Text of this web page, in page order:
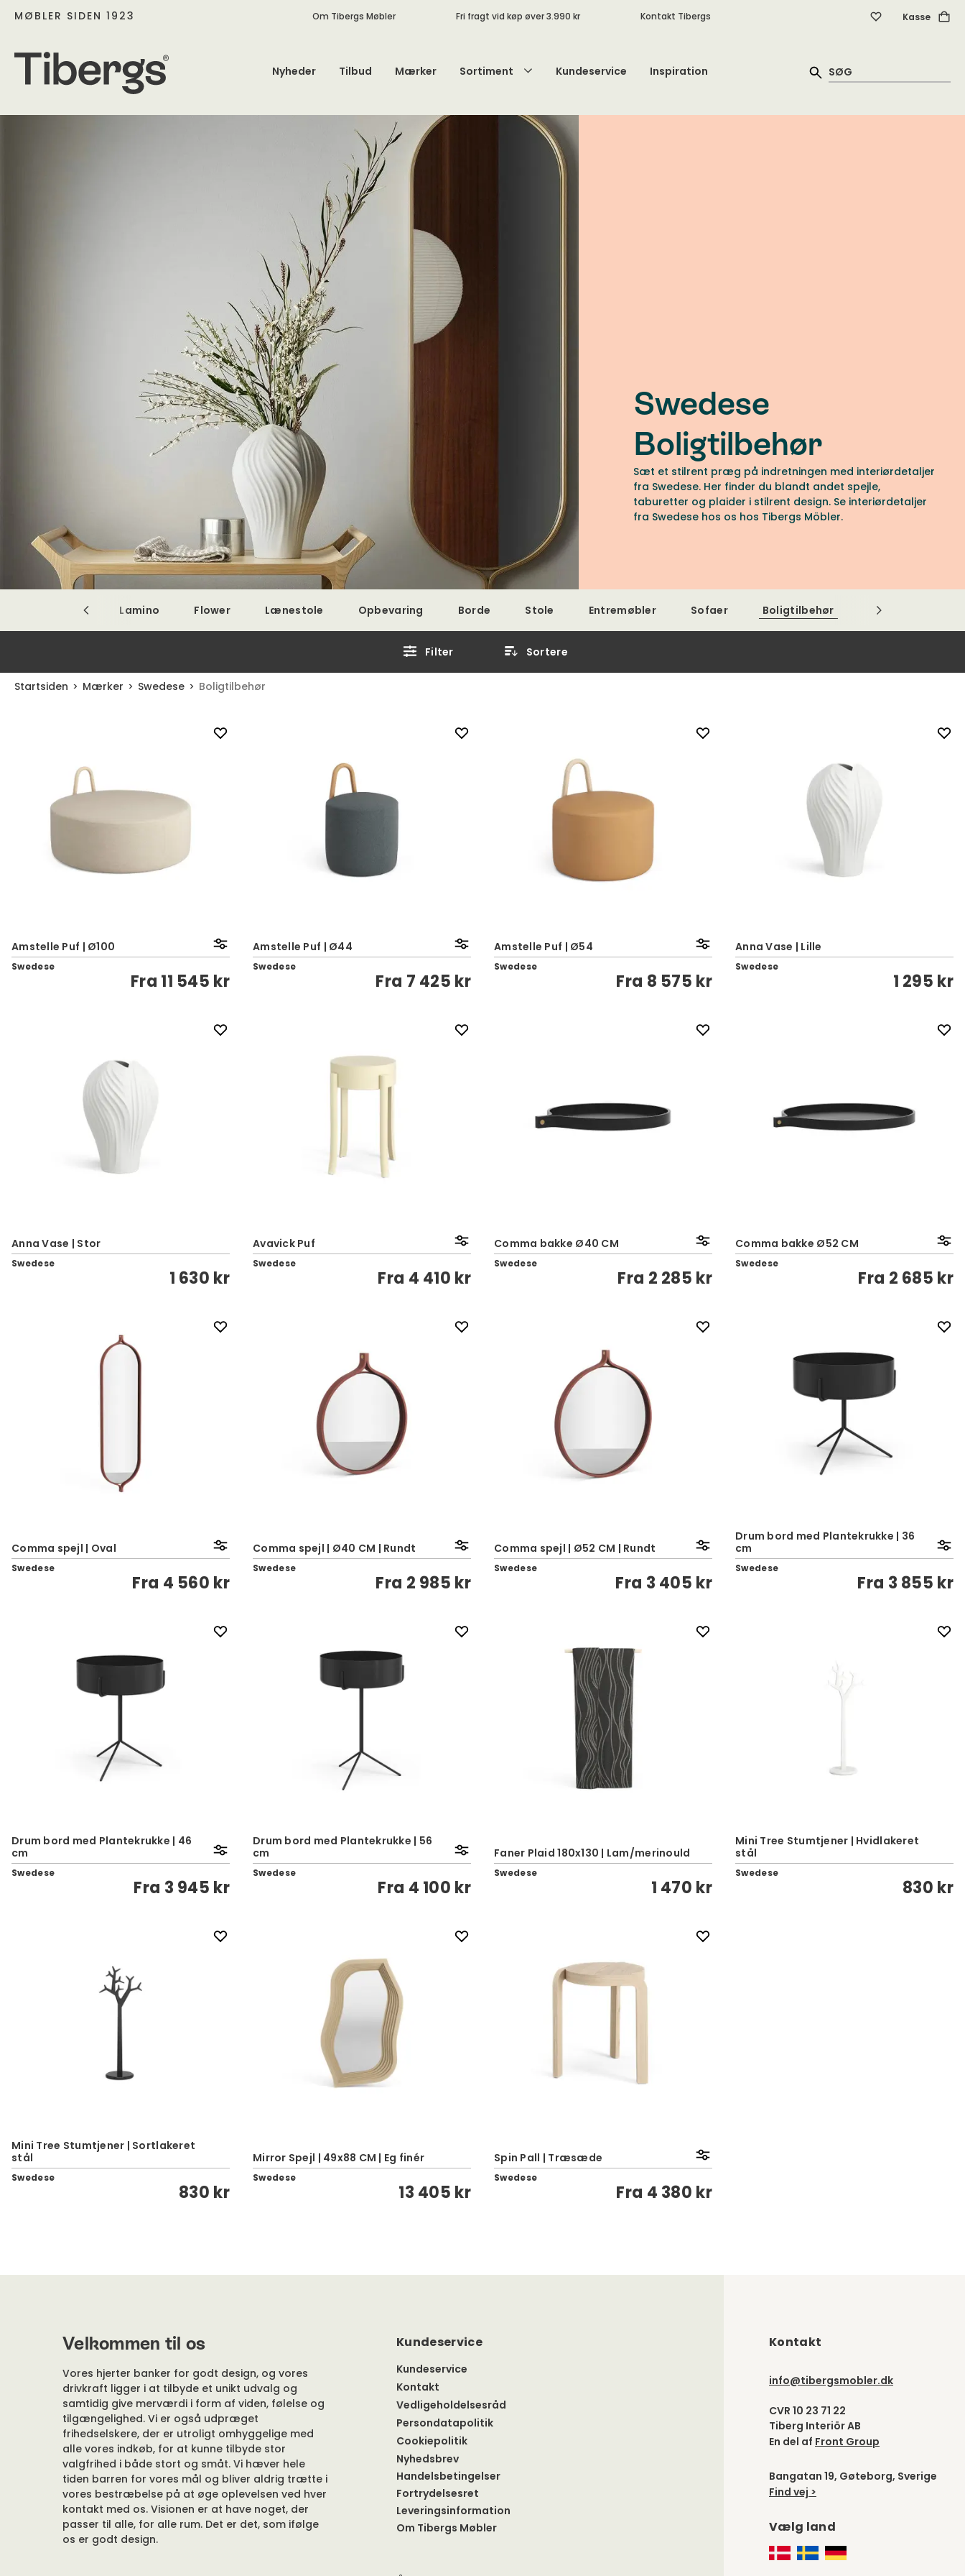
MØBLER SIDEN 1923 Om Tibergs Møbler Fri fragt vid køp øver 3.990 kr Kontakt Tibergs Kasse
Nyheder Tilbud Mærker Sortiment Kundeservice Inspiration
Swedese
Boligtilbehør
Sæt et stilrent præg på indretningen med interiørdetaljer
fra Swedese. Her finder du blandt andet spejle,
taburetter og plaider i stilrent design. Se interiørdetaljer
fra Swedese hos os hos Tibergs Möbler.
Lamino Flower Lænestole Opbevaring Borde Stole Entremøbler Sofaer Boligtilbehør
Filter Sortere
Startsiden Mærker Swedese Boligtilbehør
Amstelle Puf | Ø100
Swedese
Fra 11 545 kr
Amstelle Puf | Ø44
Swedese
Fra 7 425 kr
Amstelle Puf | Ø54
Swedese
Fra 8 575 kr
Anna Vase | Lille
Swedese
1 295 kr
Anna Vase | Stor
Swedese
1 630 kr
Avavick Puf
Swedese
Fra 4 410 kr
Comma bakke Ø40 CM
Swedese
Fra 2 285 kr
Comma bakke Ø52 CM
Swedese
Fra 2 685 kr
Comma spejl | Oval
Swedese
Fra 4 560 kr
Comma spejl | Ø40 CM | Rundt
Swedese
Fra 2 985 kr
Comma spejl | Ø52 CM | Rundt
Swedese
Fra 3 405 kr
Drum bord med Plantekrukke | 36
cm
Swedese
Fra 3 855 kr
Drum bord med Plantekrukke | 46
cm
Swedese
Fra 3 945 kr
Drum bord med Plantekrukke | 56
cm
Swedese
Fra 4 100 kr
Faner Plaid 180x130 | Lam/merinould
Swedese
1 470 kr
Mini Tree Stumtjener | Hvidlakeret
stål
Swedese
830 kr
Mini Tree Stumtjener | Sortlakeret
stål
Swedese
830 kr
Mirror Spejl | 49x88 CM | Eg finér
Swedese
13 405 kr
Spin Pall | Træsæde
Swedese
Fra 4 380 kr
Velkommen til os
Vores hjerter banker for godt design, og vores
drivkraft ligger i at tilbyde et unikt udvalg og
samtidig give merværdi i form af viden, følelse og
tilgængelighed. Vi er også udpræget
frihedselskere, der er utroligt omhyggelige med
alle vores indkøb, for at kunne tilbyde stor
valgfrihed i både stort og småt. Vi hæver hele
tiden barren for vores mål og bliver aldrig trætte i
vores bestræbelse på at øge oplevelsen ved hver
kontakt med os. Visionen er at have noget, der
passer til alle, for alle rum. Det er det, som ifølge
os er godt design.
Kundeservice
Kundeservice
Kontakt
Vedligeholdelsesråd
Persondatapolitik
Cookiepolitik
Nyhedsbrev
Handelsbetingelser
Fortrydelsesret
Leveringsinformation
Om Tibergs Møbler
Kontakt
info@tibergsmobler.dk
CVR 10 23 71 22
Tiberg Interiör AB
En del af Front Group
Bangatan 19, Gøteborg, Sverige
Find vej >
Vælg land